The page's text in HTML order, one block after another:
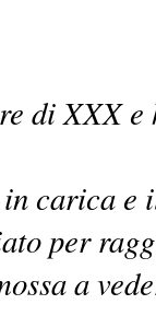
di XXX e
carica e
per
a